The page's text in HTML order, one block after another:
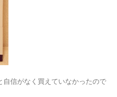
信がなく買えていなかったので